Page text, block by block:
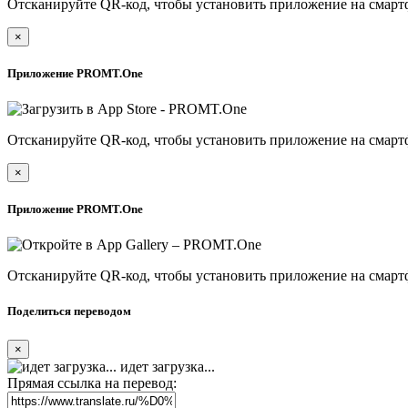
Отсканируйте QR-код, чтобы установить приложение на
×
Приложение PROMT.One
Отсканируйте QR-код, чтобы установить приложение на
×
Приложение PROMT.One
Отсканируйте QR-код, чтобы установить приложение на
Поделиться переводом
×
идет загрузка...
Прямая ссылка на перевод: